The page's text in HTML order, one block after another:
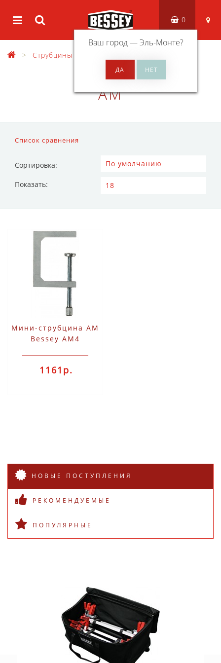
Ваш город —Эль-Монте?
0
Струбцины
AM
Список сравнения
Сортировка:
Показать:
Мини-струбцина AM
Bessey AM4
1161р.
НОВЫЕ ПОСТУПЛЕНИЯ
РЕКОМЕНДУЕМЫЕ
ПОПУЛЯРНЫЕ